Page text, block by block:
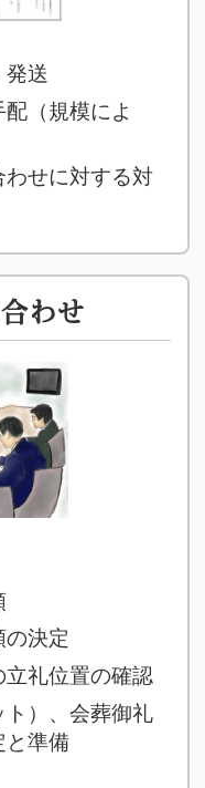
発送
（規模によ
せに対する対
わせ
決定
礼位置の確認
）、会葬御礼
と準備